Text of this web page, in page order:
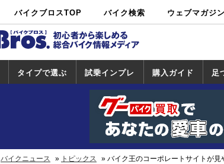
バイクブロスTOP バイク検索
中古バイ
ク・新車検
カタログ検
索
ショップ検
索
ウェブマガジン
タイプで選ぶ 試乗インプレ
試乗インプレ
一覧
ホンダ
ヤマハ
スズキ
カワサキ
ハーレー
BMW
トライアンフ
ドゥカティ
購入ガイド
一覧
足
バイクニュース トピックス バイク王のコーポレートサイトが見